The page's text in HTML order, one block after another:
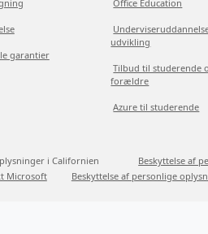
garantier
Office Education
udvikling
Tilbud til studerende
forældre
Azure til studerende
i Californien
Beskyttelse af
Microsoft
Beskyttelse af personlige